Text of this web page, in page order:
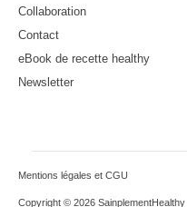
Collaboration
Contact
eBook de recette healthy
Newsletter
Mentions légales et CGU
Copyright © 2026 SainplementHealthy